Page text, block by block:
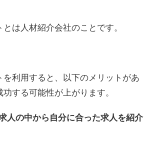
は人材紹介会社のことです。
を利用すると、以下のメリットがあ
する可能性が上がります。
人の中から自分に合った求人を紹介